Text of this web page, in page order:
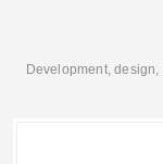
Development,